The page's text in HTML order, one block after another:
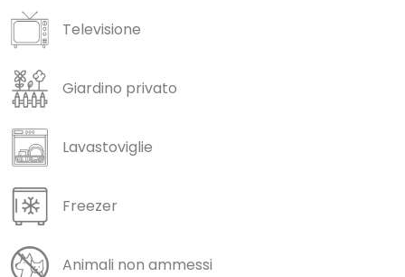
Televisione
Giardino privato
Lavastoviglie
Freezer
Animali non ammessi